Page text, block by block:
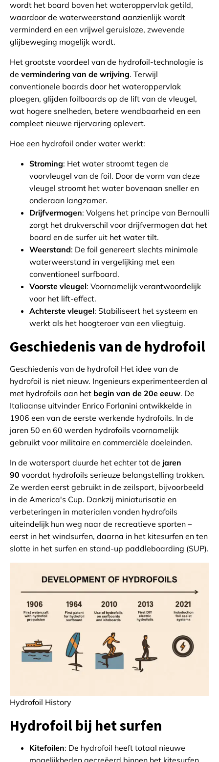
wordt het board boven het wateroppervlak getild,
waardoor de waterweerstand aanzienlijk wordt
verminderd en een vrijwel geruisloze, zwevende
glijbeweging mogelijk wordt.
Het grootste voordeel van de hydrofoil-technologie is
de vermindering van de wrijving. Terwijl
conventionele boards door het wateroppervlak
ploegen, glijden foilboards op de lift van de vleugel,
wat hogere snelheden, betere wendbaarheid en een
compleet nieuwe rijervaring oplevert.
Hoe een hydrofoil onder water werkt:
Stroming: Het water stroomt tegen de
voorvleugel van de foil. Door de vorm van deze
vleugel stroomt het water bovenaan sneller en
onderaan langzamer.
Drijfvermogen: Volgens het principe van Bernoulli
zorgt het drukverschil voor drijfvermogen dat het
board en de surfer uit het water tilt.
Weerstand: De foil genereert slechts minimale
waterweerstand in vergelijking met een
conventioneel surfboard.
Voorste vleugel: Voornamelijk verantwoordelijk
voor het lift-effect.
Achterste vleugel: Stabiliseert het systeem en
werkt als het hoogteroer van een vliegtuig.
Geschiedenis van de hydrofoil
Geschiedenis van de hydrofoil Het idee van de
hydrofoil is niet nieuw. Ingenieurs experimenteerden al
met hydrofoils aan het begin van de 20e eeuw. De
Italiaanse uitvinder Enrico Forlanini ontwikkelde in
1906 een van de eerste werkende hydrofoils. In de
jaren 50 en 60 werden hydrofoils voornamelijk
gebruikt voor militaire en commerciële doeleinden.
In de watersport duurde het echter tot de jaren
90 voordat hydrofoils serieuze belangstelling trokken.
Ze werden eerst gebruikt in de zeilsport, bijvoorbeeld
in de America's Cup. Dankzij miniaturisatie en
verbeteringen in materialen vonden hydrofoils
uiteindelijk hun weg naar de recreatieve sporten –
eerst in het windsurfen, daarna in het kitesurfen en ten
slotte in het surfen en stand-up paddleboarding (SUP).
Hydrofoil History
Hydrofoil bij het surfen
Kitefoilen: De hydrofoil heeft totaal nieuwe
mogelijkheden gecreëerd binnen het kitesurfen.